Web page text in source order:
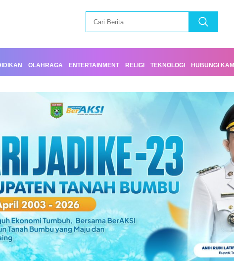
OLAHRAGA ENTERTAINMENT RELIGI TEKNOLOGI HUBUNGI KAMI